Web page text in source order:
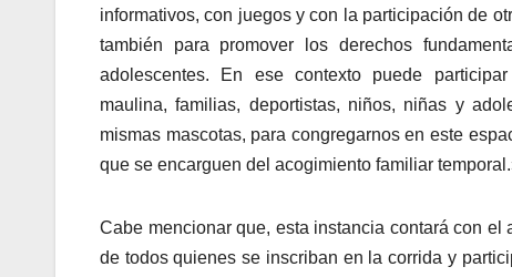
informativos, con juegos y con la participación de
también para promover los derechos
adolescentes. En ese contexto puede
maulina, familias, deportistas, niños, niñas y
mismas mascotas, para congregarnos en este
que se encarguen del acogimiento familiar
Cabe mencionar que, esta instancia contará con
de todos quienes se inscriban en la corrida y